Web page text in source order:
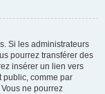
Si les administrateurs
pourrez transférer des
insérer un lien vers
public, comme par
ne pourrez